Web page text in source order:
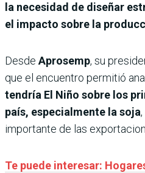
la necesidad de diseñar
el impacto sobre la
Desde Aprosemp, su
que el encuentro permitió
tendría El Niño sobre los
país, especialmente la soja
importante de las
Te puede interesar: